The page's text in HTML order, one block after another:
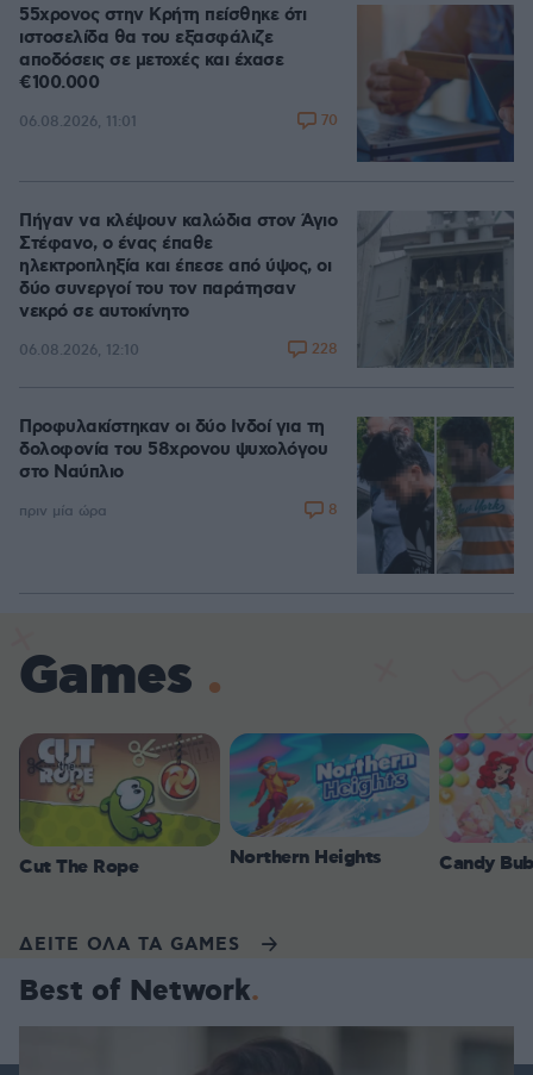
55χρονος στην Κρήτη πείσθηκε ότι
ιστοσελίδα θα του εξασφάλιζε
αποδόσεις σε μετοχές και έχασε
€100.000
06.08.2026, 11:01 70
Πήγαν να κλέψουν καλώδια στον Άγιο
Στέφανο, ο ένας έπαθε
ηλεκτροπληξία και έπεσε από ύψος, οι
δύο συνεργοί του τον παράτησαν
νεκρό σε αυτοκίνητο
06.08.2026, 12:10 228
Προφυλακίστηκαν οι δύο Ινδοί για τη
δολοφονία του 58χρονου ψυχολόγου
στο Ναύπλιο
πριν μία ώρα 8
Games
Cut The Rope Northern Heights Candy
ΔΕΙΤΕ ΟΛΑ ΤΑ GAMES
Best of Network